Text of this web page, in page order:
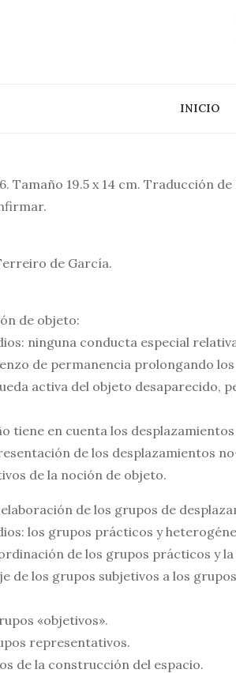
INICIO
Tamaño 19.5 x 14 cm. Traducción
de García.
de objeto:
ninguna conducta especial
de permanencia prolongando
activa del objeto desapare­cido,
tiene en cuenta los
de los desplazamientos
de la noción de objeto.
de los grupos de
los grupos prácticos y
de los grupos prácticos y
de los grupos subjetivos a los
«objetivos».
representativos.
de la construcción del espa­cio.